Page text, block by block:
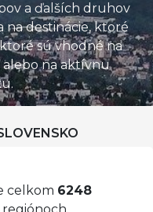
a ďalších druhov
na destinácie, ktoré
sú vhodné na
alebo na aktívnu
celkom 6248